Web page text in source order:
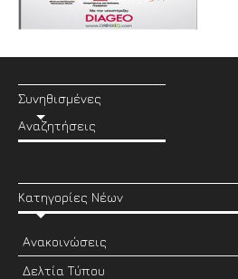
Συνηθισμένες
Αναζητήσεις
Κατηγορίες Νέων
Ανακοινώσεις
Δελτία Τύπου